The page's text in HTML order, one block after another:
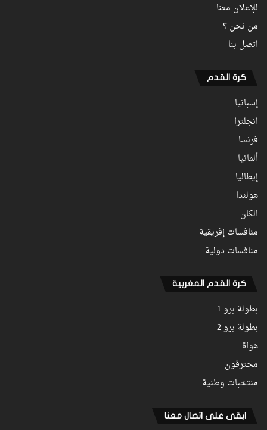
للإعلان معنا
من نحن ؟
اتصل بنا
كرة القدم
إسبانيا
انجلترا
فرنسا
ألمانيا
إيطاليا
هولندا
الكان
منافسات إفريقية
منافسات دولية
كرة القدم المغربية
بطولة برو 1
بطولة برو 2
هواة
محترفون
منتخبات وطنية
ابقى على اتصال معنا